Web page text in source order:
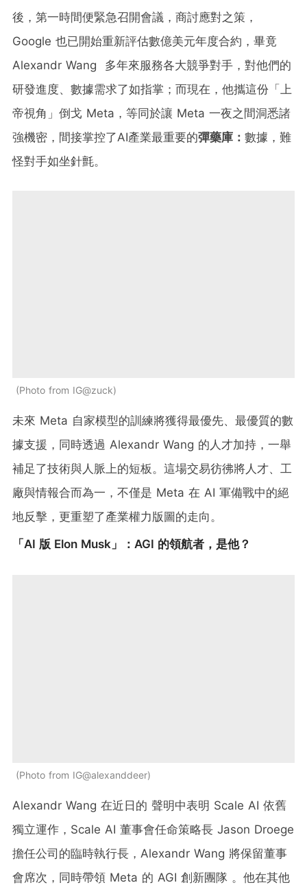
後，第一時間便緊急召開會議，商討應對之策，
Google 也已開始重新評估數億美元年度合約，畢竟
Alexandr Wang 多年來服務各大競爭對手，對他們的
研發進度、數據需求了如指掌；而現在，他攜這份「上
帝視角」倒戈 Meta，等同於讓 Meta 一夜之間洞悉諸
強機密，間接掌控了AI產業最重要的彈藥庫： 數據，難
怪對手如坐針氈。
Photo from IG@zuck
未來 Meta 自家模型的訓練將獲得最優先、最優質的數
據支援，同時透過 Alexandr Wang 的人才加持，一舉
補足了技術與人脈上的短板。這場交易彷彿將人才、工
廠與情報合而為一，不僅是 Meta 在 AI 軍備戰中的絕
地反擊，更重塑了產業權力版圖的走向。
「AI 版 Elon Musk」：AGI 的領航者，是他？
Photo from IG@alexanddeer
Alexandr Wang 在近日的 聲明中表明 Scale AI 依舊
獨立運作，Scale AI 董事會任命策略長 Jason Droege
擔任公司的臨時執行長，Alexandr Wang 將保留董事
會席次，同時帶領 Meta 的 AGI 創新團隊 。他在其他